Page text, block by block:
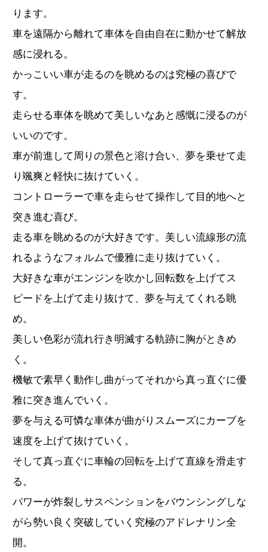
ります。
車を遠隔から離れて車体を自由自在に動かせて解放
感に浸れる。
かっこいい車が走るのを眺めるのは究極の喜びで
す。
走らせる車体を眺めて美しいなあと感慨に浸るのが
いいのです。
車が前進して周りの景色と溶け合い、夢を乗せて走
り颯爽と軽快に抜けていく。
コントローラーで車を走らせて操作して目的地へと
突き進む喜び。
走る車を眺めるのが大好きです。美しい流線形の流
れるようなフォルムで優雅に走り抜けていく。
大好きな車がエンジンを吹かし回転数を上げてス
ピードを上げて走り抜けて、夢を与えてくれる眺
め。
美しい色彩が流れ行き明滅する軌跡に胸がときめ
く。
機敏で素早く動作し曲がってそれから真っ直ぐに優
雅に突き進んでいく。
夢を与える可憐な車体が曲がりスムーズにカーブを
速度を上げて抜けていく。
そして真っ直ぐに車輪の回転を上げて直線を滑走す
る。
パワーが炸裂しサスペンションをバウンシングしな
がら勢い良く突破していく究極のアドレナリン全
開。